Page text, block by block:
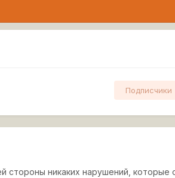
Подписчики
стороны никаких нарушений, которые